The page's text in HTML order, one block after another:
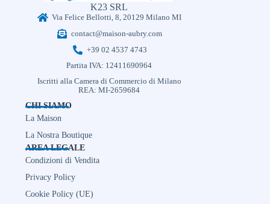
K23 SRL
Via Felice Bellotti, 8, 20129 Milano MI
contact@maison-aubry.com
+39 02 4537 4743
Partita IVA: 12411690964
Iscritti alla Camera di Commercio di Milano
REA: MI-2659684
CHI SIAMO
La Maison
La Nostra Boutique
AREA LEGALE
Condizioni di Vendita
Privacy Policy
Cookie Policy (UE)